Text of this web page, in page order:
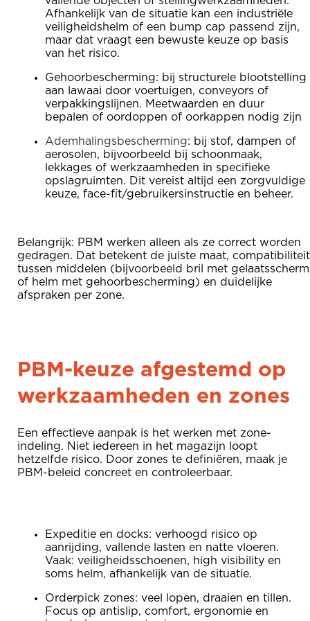
Afhankelijk van de situatie kan een industriële
veiligheidshelm of een bump cap passend zijn,
maar dat vraagt een bewuste keuze op basis
van het risico.
Gehoorbescherming: bij structurele blootstelling
aan lawaai door voertuigen, conveyors of
verpakkingslijnen. Meetwaarden en duur
bepalen of oordoppen of oorkappen nodig zijn
Ademhalingsbescherming: bij stof, dampen of
aerosolen, bijvoorbeeld bij schoonmaak,
lekkages of werkzaamheden in specifieke
opslagruimten. Dit vereist altijd een zorgvuldige
keuze, face-fit/gebruikersinstructie en beheer.
Belangrijk: PBM werken alleen als ze correct worden
gedragen. Dat betekent de juiste maat, compatibiliteit
tussen middelen (bijvoorbeeld bril met gelaatsscherm
of helm met gehoorbescherming) en duidelijke
afspraken per zone.
PBM-keuze afgestemd op
werkzaamheden en zones
Een effectieve aanpak is het werken met zone-
indeling. Niet iedereen in het magazijn loopt
hetzelfde risico. Door zones te definiëren, maak je
PBM-beleid concreet en controleerbaar.
Expeditie en docks: verhoogd risico op
aanrijding, vallende lasten en natte vloeren.
Vaak: veiligheidsschoenen, high visibility en
soms helm, afhankelijk van de situatie.
Orderpick zones: veel lopen, draaien en tillen.
Focus op antislip, comfort, ergonomie en